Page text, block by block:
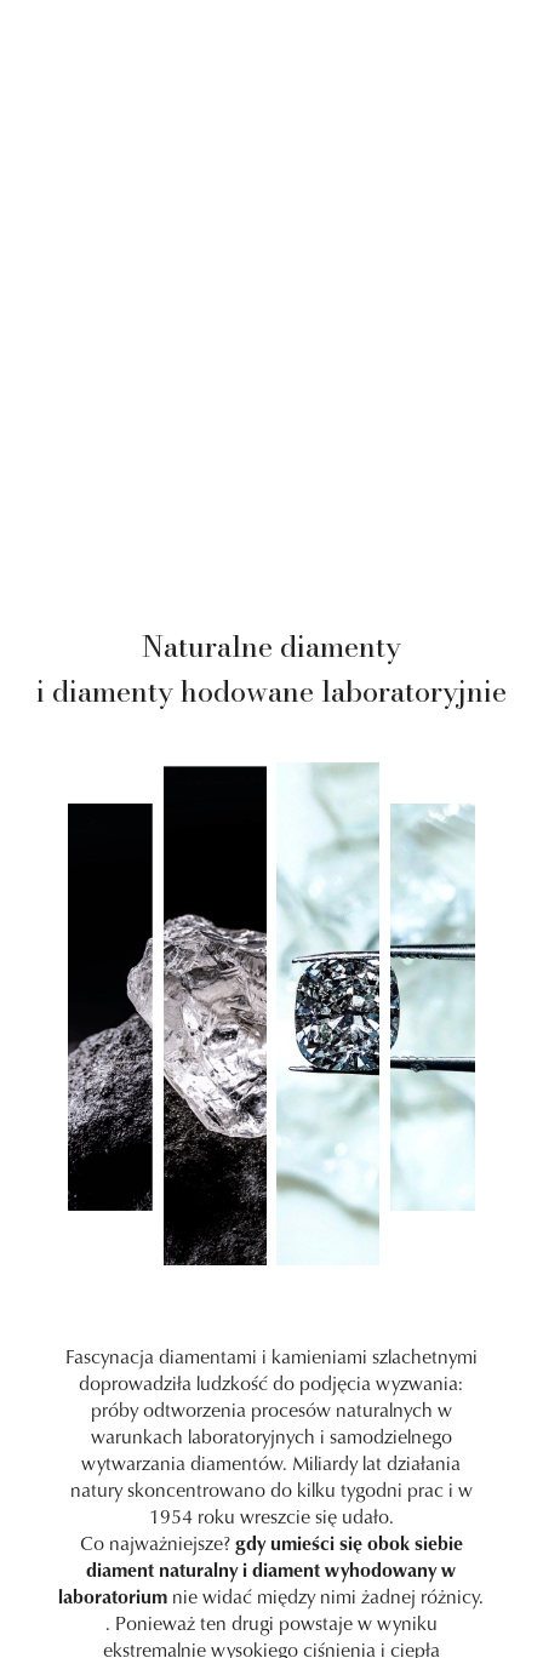
Naturalne diamenty
i diamenty hodowane laboratoryjnie
Fascynacja diamentami i kamieniami szlachetnymi
doprowadziła ludzkość do podjęcia wyzwania:
próby odtworzenia procesów naturalnych w
warunkach laboratoryjnych i samodzielnego
wytwarzania diamentów. Miliardy lat działania
natury skoncentrowano do kilku tygodni prac i w
1954 roku wreszcie się udało.
Co najważniejsze?gdy umieści się obok siebie
diament naturalny i diament wyhodowany w
laboratorium nie widać między nimi żadnej różnicy.
. Ponieważ ten drugi powstaje w wyniku
ekstremalnie wysokiego ciśnienia i ciepła